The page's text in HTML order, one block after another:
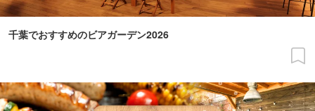
千葉でおすすめのビアガーデン2026